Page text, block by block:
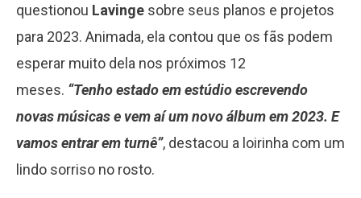
questionou Lavinge sobre seus planos e projetos
para 2023. Animada, ela contou que os fãs podem
esperar muito dela nos próximos 12
meses. “Tenho estado em estúdio escrevendo
novas músicas e vem aí um novo álbum em 2023. E
vamos entrar em turnê”, destacou a loirinha com um
lindo sorriso no rosto.